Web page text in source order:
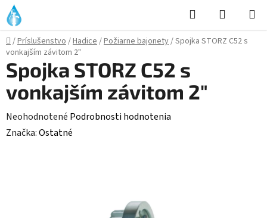
Prejsť
na
obsah
Hľadať
KOŠÍK
Domov
/Príslušenstvo/Hadice/Požiarne bajonety/Spojka STORZ C52 s
vonkajším závitom 2"
Spojka STORZ C52 s
vonkajším závitom 2"
Priemerné
hodnotenie
Neohodnotené Podrobnosti hodnotenia
Značka:Ostatné